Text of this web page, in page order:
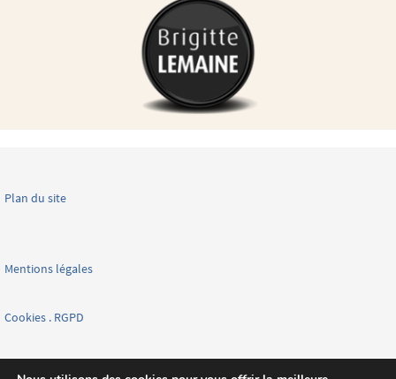
Plan du site
Mentions légales
Cookies . RGPD